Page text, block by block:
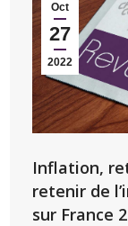
Oct
27
2022
Inflation,
retenir de
sur France 2